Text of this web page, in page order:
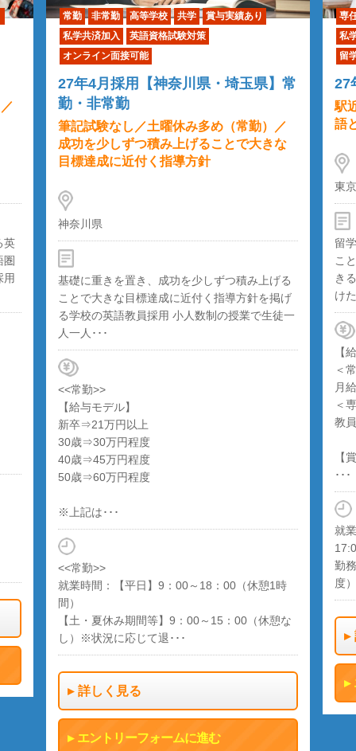
英
圏
用
常勤 非常勤 高等学校 共学
賞与実績あり
私学共済加入
英語資格試験対策
オンライン面接可能
27年4月採用【神奈川県・埼玉県】常
勤・非常勤
筆記試験なし／土曜休み多め（常勤）／
成功を少しずつ積み上げることで大きな
目標達成に近付く指導方針
神奈川県
基礎に重きを置き、成功を少しずつ積み上げる
ことで大きな目標達成に近付く指導方針を掲げ
る学校の英語教員採用 小人数制の授業で生徒一
人一人･･･
<<常勤>>
【給与モデル】
新卒⇒21万円以上
30歳⇒30万円程度
40歳⇒45万円程度
50歳⇒60万円程度
※上記は･･･
<<常勤>>
就業時間：【平日】9：00～18：00（休憩1時
間）
【土・夏休み期間等】9：00～15：00（休憩な
し）※状況に応じて退･･･
詳しく見る
エントリーフォームに進む
専
私
留
27
駅
語
東
留
こ
き
け
【
＜
月
＜
教
【
･･･
就
勤
度）